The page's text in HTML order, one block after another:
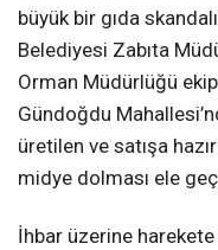
büyük bir gıda
Belediyesi Zabıta
Orman Müdürlüğü
Gündoğdu
üretilen ve satışa
midye dolması ele
İhbar üzerine harekete